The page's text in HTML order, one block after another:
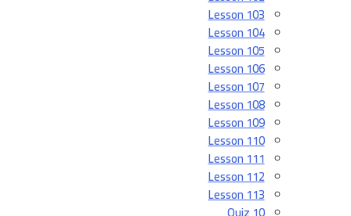
Lesson 103
Lesson 104
Lesson 105
Lesson 106
Lesson 107
Lesson 108
Lesson 109
Lesson 110
Lesson 111
Lesson 112
Lesson 113